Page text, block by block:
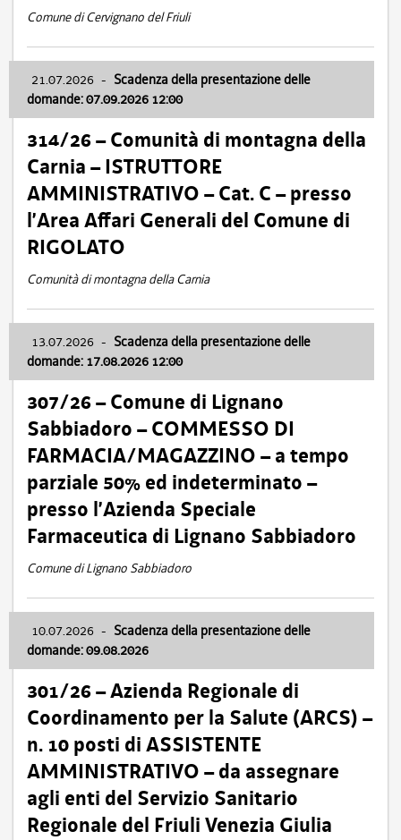
Comune di Cervignano del Friuli
21.07.2026 - Scadenza della presentazione delle
domande: 07.09.2026 12:00
314/26 – Comunità di montagna della
Carnia – ISTRUTTORE
AMMINISTRATIVO – Cat. C – presso
l’Area Affari Generali del Comune di
RIGOLATO
Comunità di montagna della Carnia
13.07.2026 - Scadenza della presentazione delle
domande: 17.08.2026 12:00
307/26 – Comune di Lignano
Sabbiadoro – COMMESSO DI
FARMACIA/MAGAZZINO – a tempo
parziale 50% ed indeterminato –
presso l’Azienda Speciale
Farmaceutica di Lignano Sabbiadoro
Comune di Lignano Sabbiadoro
10.07.2026 - Scadenza della presentazione delle
domande: 09.08.2026
301/26 – Azienda Regionale di
Coordinamento per la Salute (ARCS) –
n. 10 posti di ASSISTENTE
AMMINISTRATIVO – da assegnare
agli enti del Servizio Sanitario
Regionale del Friuli Venezia Giulia